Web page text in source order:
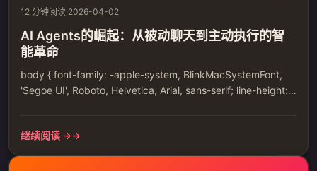
12 分钟阅读·2026-04-02
AI Agents的崛起：从被动聊天到主动执行的智
能革命
body { font-family: -apple-system, BlinkMacSystemFont,
'Segoe UI', Roboto, Helvetica, Arial, sans-serif; line-height:
继续阅读 →